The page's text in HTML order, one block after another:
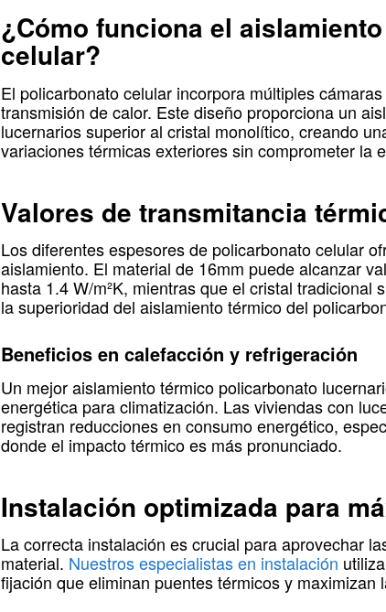
¿Cómo funciona el
celular?
El policarbonato celular incorpora múltiples
transmisión de calor. Este diseño proporciona un
lucernarios superior al cristal monolítico, creando
variaciones térmicas exteriores sin comprometer la
Valores de transmitancia
Los diferentes espesores de policarbonato celular
aislamiento. El material de 16mm puede alcanzar
hasta 1.4 W/m²K, mientras que el cristal tradicional
la superioridad del aislamiento térmico del
Beneficios en calefacción y refrigeración
Un mejor aislamiento térmico policarbonato
energética para climatización. Las viviendas con
registran reducciones en consumo energético,
donde el impacto térmico es más pronunciado.
Instalación optimizada para
La correcta instalación es crucial para aprovechar
material. Nuestros especialistas en instalación
fijación que eliminan puentes térmicos y maximizan